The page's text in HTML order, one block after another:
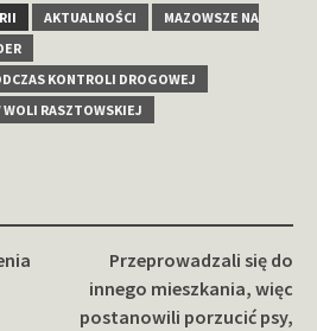
AKTUALNOŚCI
MAZOWSZE NA
KONTROLI DROGOWEJ
WOLI RASZTOWSKIEJ
Przeprowadzali się do
innego mieszkania, więc
postanowili porzucić psy,